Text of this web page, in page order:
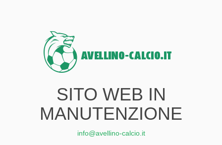
SITO WEB IN
MANUTENZIONE
info@avellino-calcio.it